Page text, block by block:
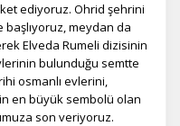
ediyoruz. Ohrid şehrini
başlıyoruz, meydan da
Elveda Rumeli dizisinin
bulunduğu semtte
osmanlı evlerini,
en büyük sembolü olan
son veriyoruz.